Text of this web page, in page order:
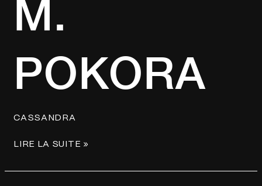
M.
POKORA
CASSANDRA
POKORA
LIRE LA SUITE »